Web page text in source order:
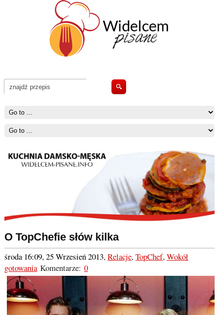
O TopChefie słów kilka
środa 16:09, 25 Wrzesień 2013,Relacje,TopChef,Wokół
gotowaniaKomentarze: 0